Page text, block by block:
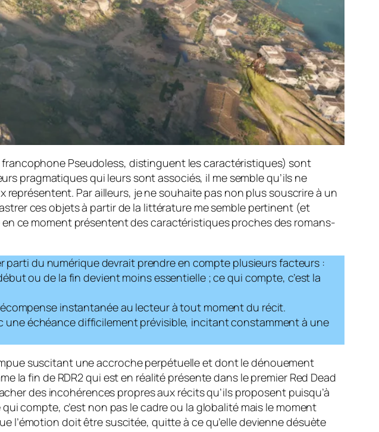
Pseudoless, distinguent les caractéristiques) sont
pragmatiques qui leurs sont associés, il me semble qu’ils ne
Par ailleurs, je ne souhaite pas non plus souscrire à un
ces objets à partir de la littérature me semble pertinent (et
ce moment présentent des caractéristiques proches des romans-
du numérique devrait prendre en compte plusieurs facteurs :
ou de la fin devient moins essentielle ; ce qui compte, c’est la
instantanée au lecteur à tout moment du récit.
échéance difficilement prévisible, incitant constamment à une
suscitant une accroche perpétuelle et dont le dénouement
la fin de RDR2 qui est en réalité présente dans le premier Red Dead
des incohérences propres aux récits qu’ils proposent puisqu’à
compte, c’est non pas le cadre ou la globalité mais le moment
l’émotion doit être suscitée, quitte à ce qu’elle devienne désuète